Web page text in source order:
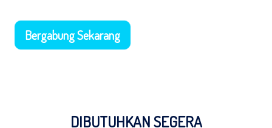
Bergabung Sekarang
DIBUTUHKAN SEGERA